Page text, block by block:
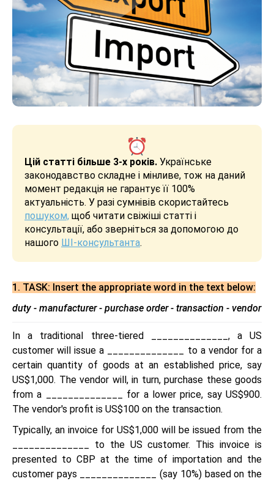
Цій статті більше 3-х років. Українське
законодавство складне і мінливе, тож на даний
момент редакція не гарантує її 100%
актуальність. У разі сумнівів скористайтесь
пошуком, щоб читати свіжіші статті і
консультації, або зверніться за допомогою до
нашого ШІ-консультанта.
1. TASK: Insert the appropriate word in the text below:
duty - manufacturer - purchase order - transaction - vendor
In a traditional three-tiered ______________, a US
customer will issue a ______________ to a vendor for a
certain quantity of goods at an established price, say
US$1,000. The vendor will, in turn, purchase these goods
from a ______________ for a lower price, say US$900.
The vendor's profit is US$100 on the transaction.
Typically, an invoice for US$1,000 will be issued from the
______________ to the US customer. This invoice is
presented to CBP at the time of importation and the
customer pays ______________ (say 10%) based on the